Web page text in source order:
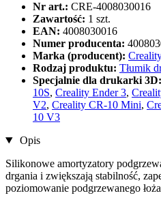
Nr art.: CRE-4008030016
Zawartość: 1 szt.
EAN: 4008030016
Numer producenta:
Marka (producent):
Rodzaj produktu: Tłumik
Specjalnie dla drukarki 3D:
10S, Creality Ender 3,
V2, Creality CR-10 Mini,
10 V3
Opis
Silikonowe amortyzatory
drgania i zwiększają stabilność,
poziomowanie podgrzewanego